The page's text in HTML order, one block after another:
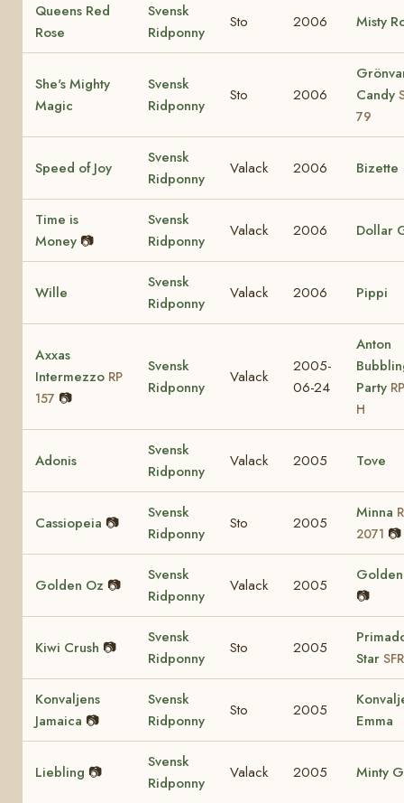
Queens Red
Rose
Svensk
Ridponny
Sto 2006 Misty
She's Mighty
Magic
Svensk
Ridponny
Sto 2006
Candy
79
Speed of Joy
Svensk
Ridponny
Valack 2006 Bizette
Time is
Money 📷
Svensk
Ridponny
Valack 2006 Dollar
Wille
Svensk
Ridponny
Valack 2006 Pippi
Axxas
Intermezzo RP
157 📷
Svensk
Ridponny
Valack
2005-
06-24
Anton
Party
H
Adonis
Svensk
Ridponny
Valack 2005 Tove
Cassiopeia 📷
Svensk
Ridponny
Sto 2005
Minna
2071 📷
Golden Oz 📷
Svensk
Ridponny
Valack 2005
📷
Kiwi Crush 📷
Svensk
Ridponny
Sto 2005
Star
Konvaljens
Jamaica 📷
Svensk
Ridponny
Sto 2005
Emma
Liebling 📷
Svensk
Ridponny
Valack 2005 Minty